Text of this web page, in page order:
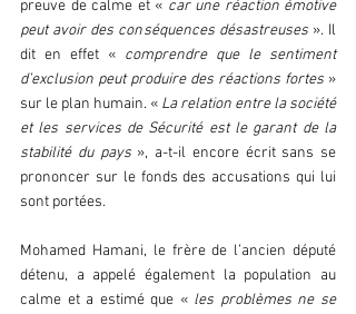
preuve de calme et « car une réaction émotive
peut avoir des conséquences désastreuses ». Il
dit en effet « comprendre que le sentiment
d’exclusion peut produire des réactions fortes »
sur le plan humain. « La relation entre la société
et les services de Sécurité est le garant de la
stabilité du pays », a-t-il encore écrit sans se
prononcer sur le fonds des accusations qui lui
sont portées.
Mohamed Hamani, le frère de l’ancien député
détenu, a appelé également la population au
calme et a estimé que « les problèmes ne se